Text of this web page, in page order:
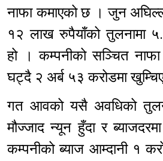
नाफा कमाएको छ । जुन
१२ लाख रुपैयाँको तुलनामा
हो । कम्पनीको सञ्चित
घट्दै २ अर्ब ५३ करोडमा
गत आवको यसै अवधिको
मौज्जाद न्यून हुँदा र
कम्पनीको ब्याज आम्दानी १